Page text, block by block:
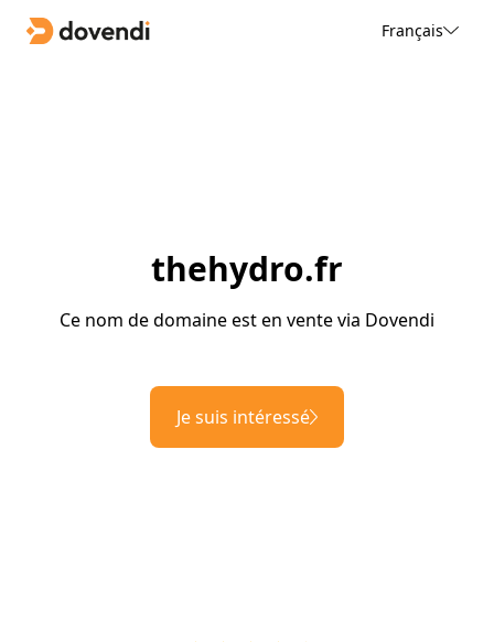
Français
thehydro.fr
Ce nom de domaine est en vente via Dovendi
Je suis intéressé